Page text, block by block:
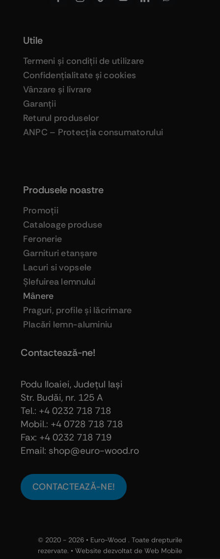
Produsele noastre
Promoţii
Cataloage produse
Feronerie
Garnituri etanşare
Lacuri si vopsele
Şlefuirea lemnului
Mânere
Praguri, profile şi lăcrimare
Placări lemn-aluminiu
Utile
Termeni şi condiţii de utilizare
Confidenţialitate şi cookies
Vânzare şi livrare
Garanţii
Returul produselor
ANPC – Protecţia consumatorului
Contactează-ne!
Podu Iloaiei, Judeţul Iaşi
Str. Budăi, nr. 125 A
Tel.: +4 0232 718 718
Mobil.: +4 0728 718 718
Fax: +4 0232 718 719
Email: shop@euro-wood.ro
CONTACTEAZĂ-NE!
© 2020 - 2026 • Euro-Wood . Toate drepturile
rezervate. • Website dezvoltat de Web Mobile